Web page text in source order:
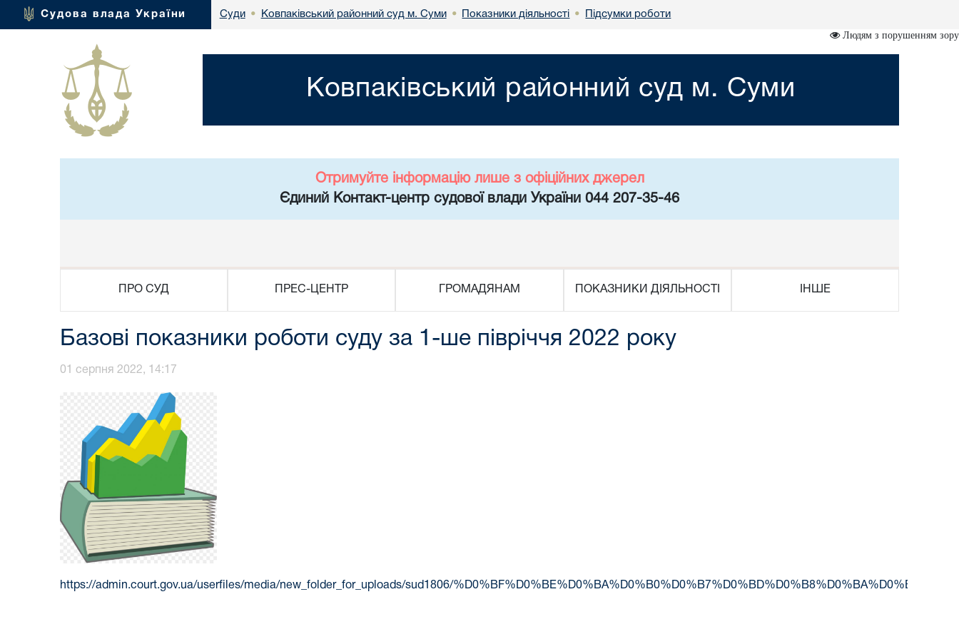
Судова влада України Суди • Ковпаківський районний суд м. Суми • Показники діяльності • Підсумки роботи
Людям з порушенням зору
Ковпаківський районний суд м. Суми
Отримуйте інформацію лише з офіційних джерел
Єдиний Контакт-центр судової влади України 044 207-35-46
ПРО СУД ПРЕС-ЦЕНТР ГРОМАДЯНАМ ПОКАЗНИКИ ДІЯЛЬНОСТІ ІНШЕ
Базові показники роботи суду за 1-ше півріччя 2022 року
01 серпня 2022, 14:17
https://admin.court.gov.ua/userfiles/media/new_folder_for_uploads/sud1806/